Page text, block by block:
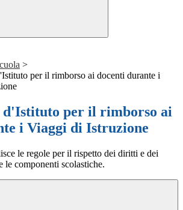
>
per il rimborso ai docenti durante i
d'Istituto per il rimborso ai
i Viaggi di Istruzione
le regole per il rispetto dei diritti e dei
le componenti scolastiche.